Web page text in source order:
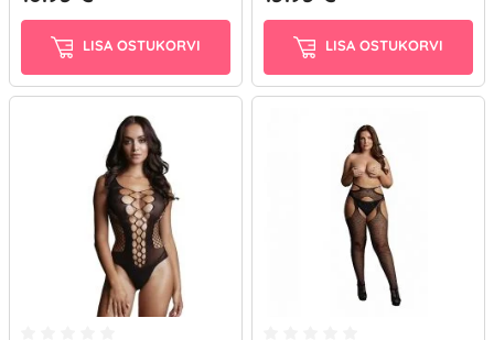
LISA OSTUKORVI LISA OSTUKORVI